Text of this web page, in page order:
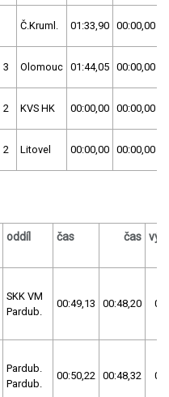
Č.Kruml. 01:33,90 00:00,00
3 Olomouc 01:44,05 00:00,00
2 KVS HK 00:00,00 00:00,00
2 Litovel 00:00,00 00:00,00
oddíl čas čas
SKK VM
Pardub.
00:49,13 00:48,20
Pardub.
Pardub.
00:50,22 00:48,32